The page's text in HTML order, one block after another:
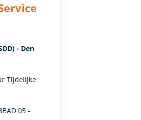
- Den
Tijdelijke
05 -